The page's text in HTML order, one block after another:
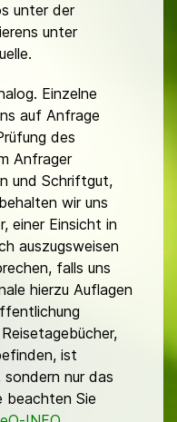
unter der
unter
Einzelne
auf Anfrage
des
Anfrager
und Schriftgut,
wir uns
einer Einsicht in
auszugsweisen
falls uns
hierzu Auflagen
ist
nur das
beachten Sie